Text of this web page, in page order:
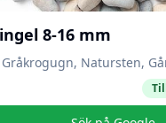
8-16 mm
Natursten,